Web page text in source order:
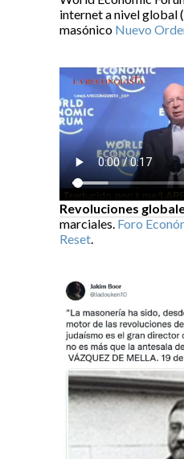
internet a nivel global
masónico Nuevo
Revoluciones
marciales. Foro
Reset.